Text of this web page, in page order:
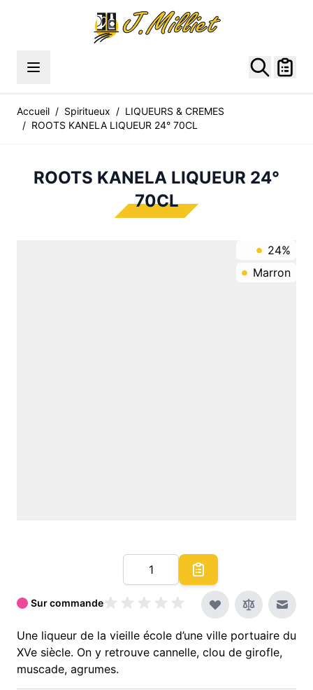
Accueil / Spiritueux / LIQUEURS & CREMES
/ ROOTS KANELA LIQUEUR 24° 70CL
ROOTS KANELA LIQUEUR 24°
70CL
24%
Marron
Sur commande
Une liqueur de la vieille école d’une ville portuaire du
XVe siècle. On y retrouve cannelle, clou de girofle,
muscade, agrumes.
Quantité